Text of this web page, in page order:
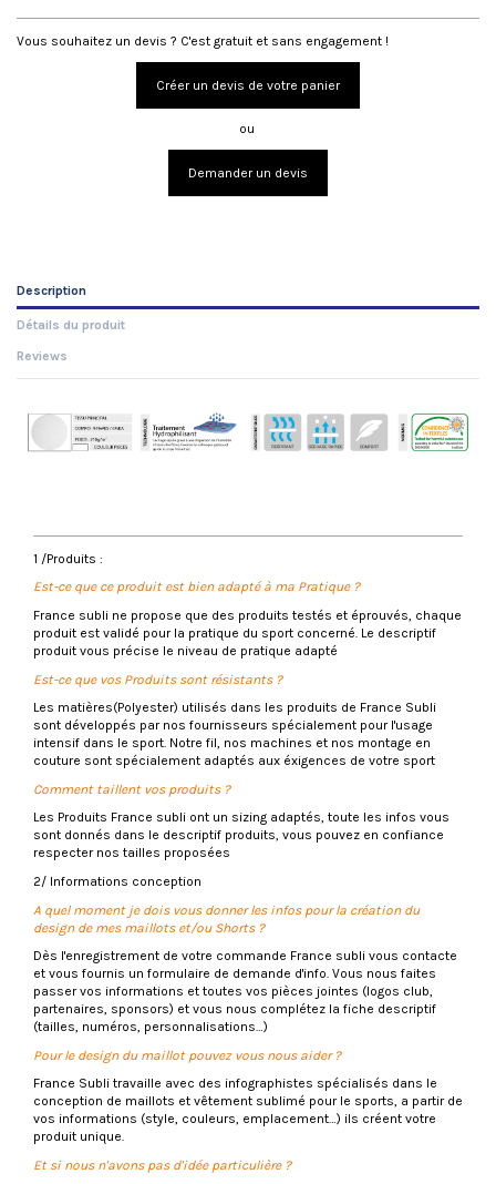
Vous souhaitez un devis ? C'est gratuit et sans engagement !
Créer un devis de votre panier
ou
Demander un devis
Description
Détails du produit
Reviews
Composition 100% polyester
1 /Produits :
Est-ce que ce produit est bien adapté à ma Pratique ?
France subli ne propose que des produits testés et éprouvés, chaque
produit est validé pour la pratique du sport concerné. Le descriptif
produit vous précise le niveau de pratique adapté
Est-ce que vos Produits sont résistants ?
Les matières(Polyester) utilisés dans les produits de France Subli
sont développés par nos fournisseurs spécialement pour l'usage
intensif dans le sport. Notre fil, nos machines et nos montage en
couture sont spécialement adaptés aux éxigences de votre sport
Comment taillent vos produits ?
Les Produits France subli ont un sizing adaptés, toute les infos vous
sont donnés dans le descriptif produits, vous pouvez en confiance
respecter nos tailles proposées
2/ Informations conception
A quel moment je dois vous donner les infos pour la création du
design de mes maillots et/ou Shorts ?
Dès l'enregistrement de votre commande France subli vous contacte
et vous fournis un formulaire de demande d'info. Vous nous faites
passer vos informations et toutes vos pièces jointes (logos club,
partenaires, sponsors) et vous nous complétez la fiche descriptif
(tailles, numéros, personnalisations…)
Pour le design du maillot pouvez vous nous aider ?
France Subli travaille avec des infographistes spécialisés dans le
conception de maillots et vêtement sublimé pour le sports, a partir de
vos informations (style, couleurs, emplacement…) ils créent votre
produit unique.
Et si nous n'avons pas d'idée particulière ?